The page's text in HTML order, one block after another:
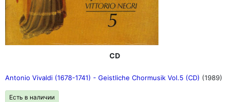
CD
Antonio Vivaldi (1678-1741) - Geistliche Chormusik Vol.5 (CD) (1989)
Есть в наличии